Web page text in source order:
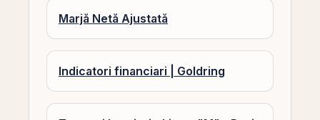
Marjă Netă Ajustată
Indicatori financiari | Goldring